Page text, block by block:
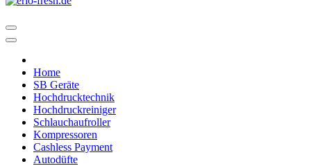
Home
SB Geräte
Hochdrucktechnik
Hochdruckreiniger
Schlauchaufroller
Kompressoren
Cashless Payment
Autodüfte